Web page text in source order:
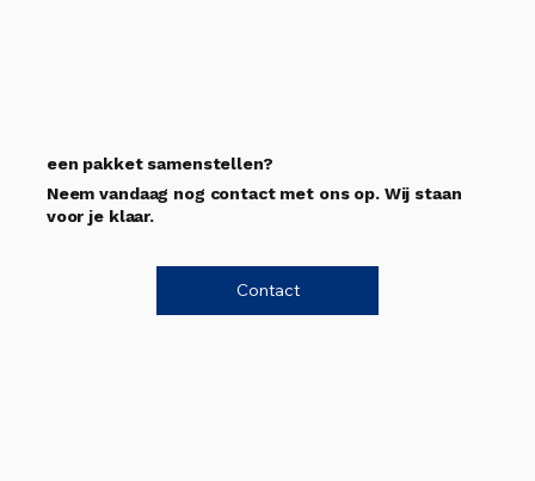
een pakket samenstellen?
Neem vandaag nog contact met ons op. Wij staan
voor je klaar.
Contact